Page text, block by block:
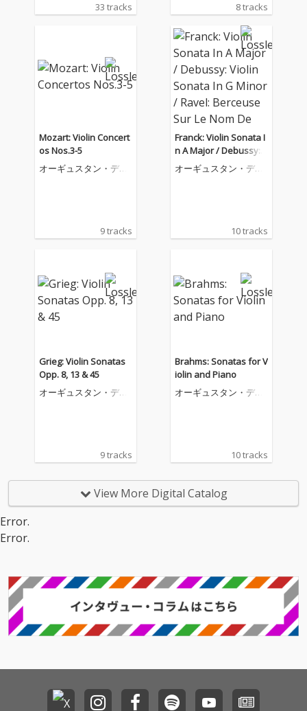
33 tracks 8 tracks
Mozart: Violin Concert
os Nos.3-5
オーギュスタン・デュ
9 tracks
Franck: Violin Sonata I
n A Major / Debussy: V
iolin Sonata In G Mino
r / Ravel: Berceuse Su
die De Concert For Viol
in And Piano
オーギュスタン・デュ
10 tracks
Grieg: Violin Sonatas
Opp. 8, 13 & 45
オーギュスタン・デュ
9 tracks
Brahms: Sonatas for V
iolin and Piano
オーギュスタン・デュ
10 tracks
View More Digital Catalog
Error.
Error.